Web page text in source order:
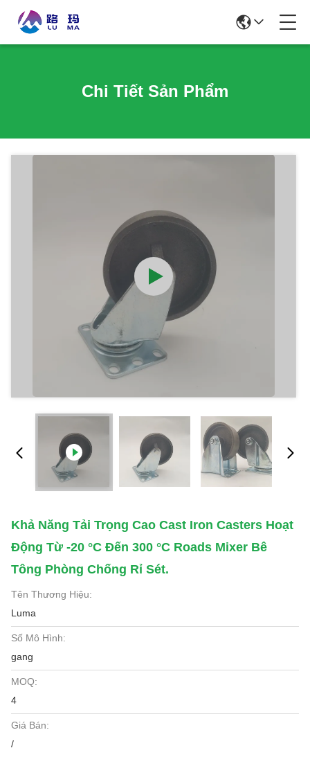
Chi Tiết Sản Phẩm
Khả Năng Tải Trọng Cao Cast Iron Casters Hoạt
Động Từ -20 °C Đến 300 °C Roads Mixer Bê
Tông Phòng Chống Rỉ Sét.
Tên Thương Hiệu:
Luma
Số Mô Hình:
gang
MOQ:
4
Giá Bán:
/